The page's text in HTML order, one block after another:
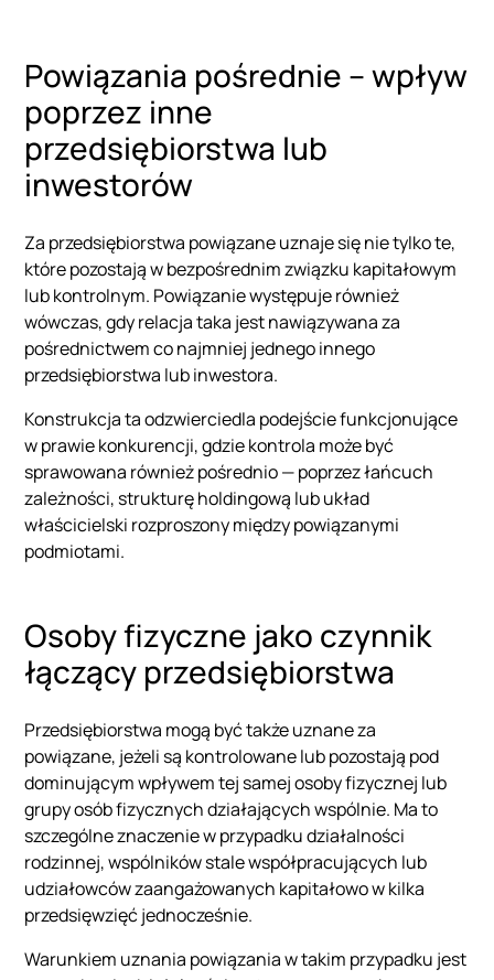
Powiązania pośrednie – wpływ
poprzez inne
przedsiębiorstwa lub
inwestorów
Za przedsiębiorstwa powiązane uznaje się nie tylko te,
które pozostają w bezpośrednim związku kapitałowym
lub kontrolnym. Powiązanie występuje również
wówczas, gdy relacja taka jest nawiązywana za
pośrednictwem co najmniej jednego innego
przedsiębiorstwa lub inwestora.
Konstrukcja ta odzwierciedla podejście funkcjonujące
w prawie konkurencji, gdzie kontrola może być
sprawowana również pośrednio — poprzez łańcuch
zależności, strukturę holdingową lub układ
właścicielski rozproszony między powiązanymi
podmiotami.
Osoby fizyczne jako czynnik
łączący przedsiębiorstwa
Przedsiębiorstwa mogą być także uznane za
powiązane, jeżeli są kontrolowane lub pozostają pod
dominującym wpływem tej samej osoby fizycznej lub
grupy osób fizycznych działających wspólnie. Ma to
szczególne znaczenie w przypadku działalności
rodzinnej, wspólników stale współpracujących lub
udziałowców zaangażowanych kapitałowo w kilka
przedsięwzięć jednocześnie.
Warunkiem uznania powiązania w takim przypadku jest